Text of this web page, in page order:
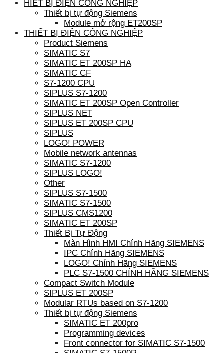
HIẾT BỊ ĐIỆN CÔNG NGHIỆP
Thiết bị tự động Siemens
Module mở rộng ET200SP
THIẾT BỊ ĐIỆN CÔNG NGHIỆP
Product Siemens
SIMATIC S7
SIMATIC ET 200SP HA
SIMATIC CF
S7-1200 CPU
SIPLUS S7-1200
SIMATIC ET 200SP Open Controller
SIPLUS NET
SIPLUS ET 200SP CPU
SIPLUS
LOGO! POWER
Mobile network antennas
SIMATIC S7-1200
SIPLUS LOGO!
Other
SIPLUS S7-1500
SIMATIC S7-1500
SIPLUS CMS1200
SIMATIC ET 200SP
Thiết Bị Tự Động
Màn Hình HMI Chính Hãng SIEMENS
IPC Chính Hãng SIEMENS
LOGO! Chính Hãng SIEMENS
PLC S7-1500 CHÍNH HÃNG SIEMENS
Compact Switch Module
SIPLUS ET 200SP
Modular RTUs based on S7-1200
Thiết bị tự động Siemens
SIMATIC ET 200pro
Programming devices
Front connector for SIMATIC S7-1500